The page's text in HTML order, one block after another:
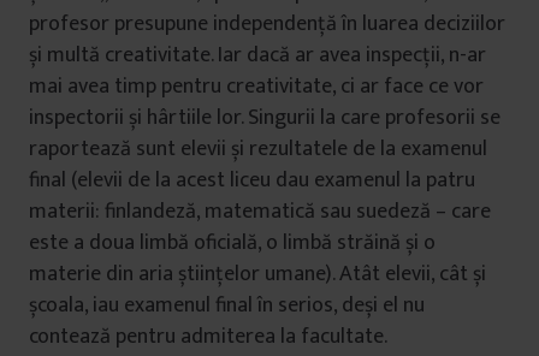
profesor presupune independență în luarea deciziilor
și multă creativitate. Iar dacă ar avea inspecții, n-ar
mai avea timp pentru creativitate, ci ar face ce vor
inspectorii și hârtiile lor. Singurii la care profesorii se
raportează sunt elevii și rezultatele de la examenul
final (elevii de la acest liceu dau examenul la patru
materii: finlandeză, matematică sau suedeză – care
este a doua limbă oficială, o limbă străină și o
materie din aria științelor umane). Atât elevii, cât și
școala, iau examenul final în serios, deși el nu
contează pentru admiterea la facultate.